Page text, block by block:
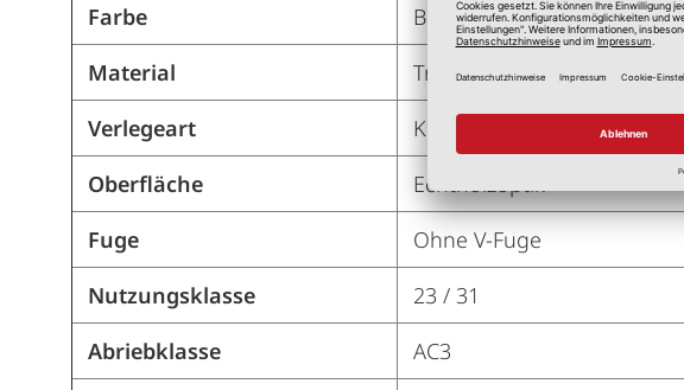
Farbe
Braun
Material
Trägerplatte HDF
Verlegeart
Klick
Oberfläche
Echtholzoptik
Fuge
Ohne V-Fuge
Nutzungsklasse
23 / 31
Abriebklasse
AC3